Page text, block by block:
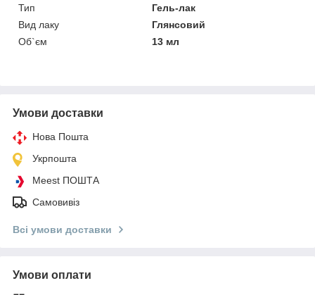
Тип
Гель-лак
Вид лаку
Глянсовий
Об`єм
13 мл
Умови доставки
Нова Пошта
Укрпошта
Meest ПОШТА
Самовивіз
Всі умови доставки
Умови оплати